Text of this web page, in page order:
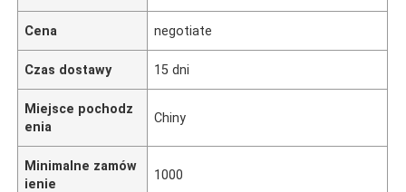
Cena negotiate
Czas dostawy 15 dni
Miejsce pochodz
enia
Chiny
Minimalne zamów
ienie
1000